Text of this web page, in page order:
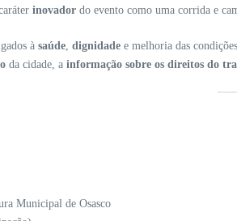
inovador do evento como uma corrida e
à saúde, dignidade e melhoria das
da cidade, a informação sobre os direitos do
Municipal de Osasco